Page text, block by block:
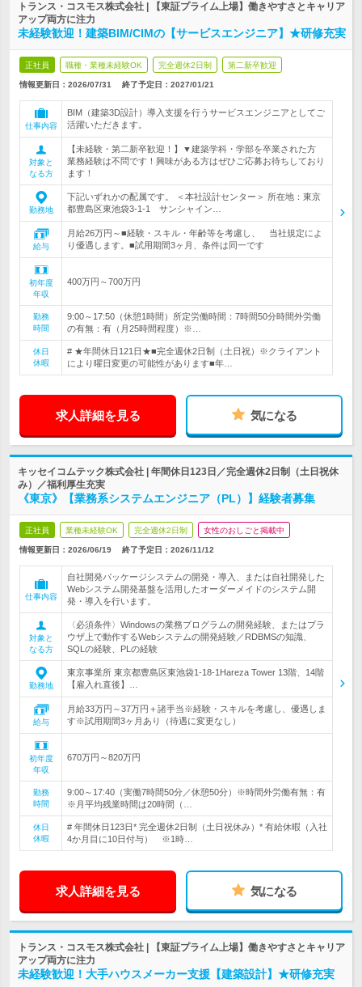
トランス・コスモス株式会社 | 【東証プライム上場】働きやすさとキャリア
アップ両方に注力
未経験歓迎！建築BIM/CIMの【サービスエンジニア】★研修充実
正社員 職種・業種未経験OK 完全週休2日制 第二新卒歓迎
情報更新日：2026/07/31 終了予定日： 2027/01/21
仕事内容
BIM（建築3D設計）導入支援を行うサービスエンジニアとしてご
活躍いただきます。
対象と
なる方
【未経験・第二新卒歓迎！】▼建築学科・学部を卒業された方
業務経験は不問です！興味がある方はぜひご応募お待ちしており
ます！
勤務地
下記いずれかの配属です。 ＜本社設計センター＞ 所在地：東京
都豊島区東池袋3-1-1 サンシャイン…
給与
月給26万円～■経験・スキル・年齢等を考慮し、 当社規定によ
り優遇します。■試用期間3ヶ月、条件は同一です
初年度
年収
400万円～700万円
勤務
時間
9:00～17:50（休憩1時間）所定労働時間：7時間50分時間外労働
の有無：有（月25時間程度）※…
休日
休暇
# ★年間休日121日★■完全週休2日制（土日祝）※クライアント
により曜日変更の可能性があります■年…
求人詳細を見る 気になる
キッセイコムテック株式会社 | 年間休日123日／完全週休2日制（土日祝休
み）／福利厚生充実
《東京》【業務系システムエンジニア（PL）】経験者募集
正社員 業種未経験OK 完全週休2日制 女性のおしごと掲載中
情報更新日：2026/06/19 終了予定日： 2026/11/12
仕事内容
自社開発パッケージシステムの開発・導入、または自社開発した
Webシステム開発基盤を活用したオーダーメイドのシステム開
発・導入を行います。
対象と
なる方
〈必須条件〉Windowsの業務プログラムの開発経験、またはブラ
ウザ上で動作するWebシステムの開発経験／RDBMSの知識、
SQLの経験、PLの経験
勤務地
東京事業所 東京都豊島区東池袋1-18-1Hareza Tower 13階、14階
【雇入れ直後】…
給与
月給33万円～37万円＋諸手当※経験・スキルを考慮し、優遇しま
す※試用期間3ヶ月あり（待遇に変更なし）
初年度
年収
670万円～820万円
勤務
時間
9:00～17:40（実働7時間50分／休憩50分）※時間外労働有無：有
※月平均残業時間は20時間（…
休日
休暇
# 年間休日123日* 完全週休2日制（土日祝休み）* 有給休暇（入社
4か月目に10日付与） ※1時…
求人詳細を見る 気になる
トランス・コスモス株式会社 | 【東証プライム上場】働きやすさとキャリア
アップ両方に注力
未経験歓迎！大手ハウスメーカー支援【建築設計】★研修充実